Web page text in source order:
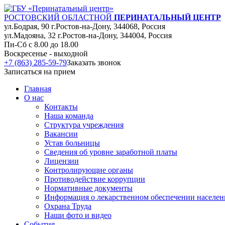
РОСТОВСКИЙ ОБЛАСТНОЙ ПЕРИНАТАЛЬНЫЙ ЦЕНТР
ул.Бодрая, 90 г.Ростов-на-Дону, 344068, Россия
ул.Мадояна, 32 г.Ростов-на-Дону, 344004, Россия
Пн-Сб с 8.00 до 18.00
Воскресенье - выходной
+7 (863) 285-59-79Заказать звонок
Записаться на прием
Главная
О нас
Контакты
Наша команда
Структура учреждения
Вакансии
Устав больницы
Сведения об уровне заработной платы
Лицензии
Контролирующие органы
Противодействие коррупции
Нормативные документы
Информация о лекарственном обеспечении
Охрана Труда
Наши фото и видео